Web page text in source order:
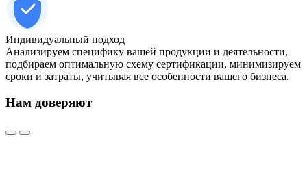
Индивидуальный подход
Анализируем специфику вашей продукции и деятельности,
подбираем оптимальную схему сертификации, минимизируем
сроки и затраты, учитывая все особенности вашего бизнеса.
Нам доверяют